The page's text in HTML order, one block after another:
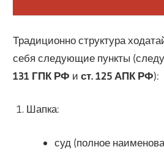
Традиционно структура
себя следующие пункты
131 ГПК РФ ист. 125 АПК РФ):
Шапка:
суд (полное